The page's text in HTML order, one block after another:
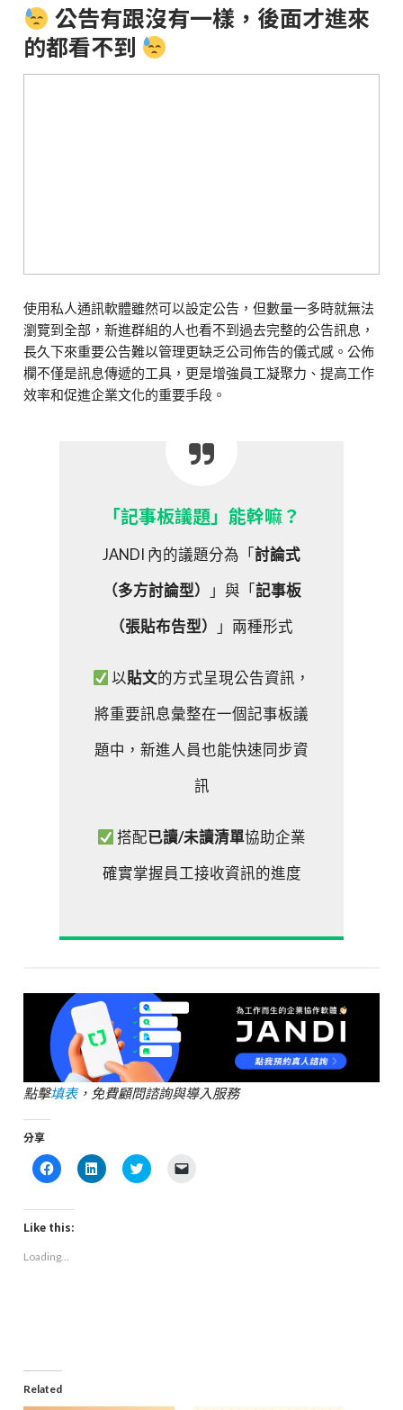
公告有跟沒有一樣，後面才進來
的都看不到
使用私人通訊軟體雖然可以設定公告，但數量一多時就無法
瀏覽到全部，新進群組的人也看不到過去完整的公告訊息，
長久下來重要公告難以管理更缺乏公司佈告的儀式感。公佈
欄不僅是訊息傳遞的工具，更是增強員工凝聚力、提高工作
效率和促進企業文化的重要手段。
「記事板議題」能幹嘛？
JANDI 內的議題分為「討論式
（多方討論型）
」與「記事板
（張貼布告型）
」兩種形式
以貼文的方式呈現公告資訊，
將重要訊息彙整在一個記事板議
題中，新進人員也能快速同步資
訊
搭配已讀/未讀清單協助企業
確實掌握員工接收資訊的進度
點擊填表，免費顧問諮詢與導入服務
分享
Click
to
Facebook
(Opens
in
window)
Click
to
Click
to
Like this:
Loading...
Related